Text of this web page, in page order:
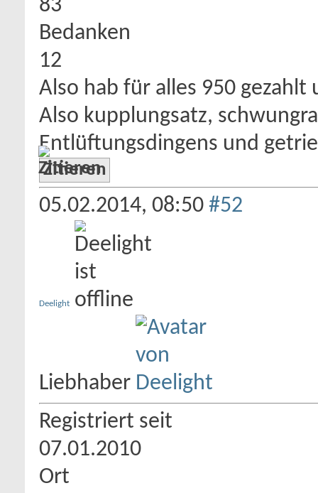
83
Bedanken
12
Also hab für alles 950
Also kupplungsatz,
Entlüftungsdingens und
Zitieren
05.02.2014, 08:50 #52
Deelight
Liebhaber
Registriert seit
07.01.2010
Ort